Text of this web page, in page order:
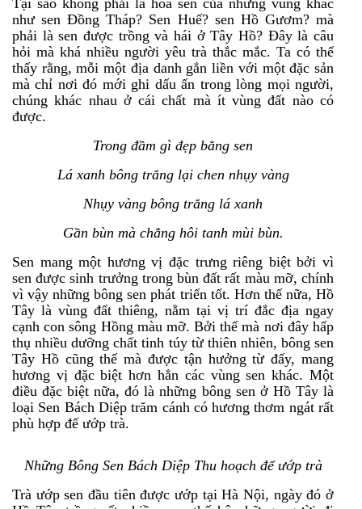
Tại sao không phải là hoa sen của những vùng khác
như sen Đồng Tháp? Sen Huế? sen Hồ Gươm? mà
phải là sen được trồng và hái ở Tây Hồ? Đây là câu
hỏi mà khá nhiều người yêu trà thắc mắc. Ta có thể
thấy rằng, mỗi một địa danh gắn liền với một đặc sản
mà chỉ nơi đó mới ghi dấu ấn trong lòng mọi người,
chúng khác nhau ở cái chất mà ít vùng đất nào có
được.
Trong đầm gì đẹp bằng sen
Lá xanh bông trắng lại chen nhụy vàng
Nhụy vàng bông trắng lá xanh
Gần bùn mà chẳng hôi tanh mùi bùn.
Sen mang một hương vị đặc trưng riêng biệt bởi vì
sen được sinh trưởng trong bùn đất rất màu mỡ, chính
vì vậy những bông sen phát triển tốt. Hơn thế nữa, Hồ
Tây là vùng đất thiêng, nằm tại vị trí đắc địa ngay
cạnh con sông Hồng màu mỡ. Bởi thế mà nơi đây hấp
thụ nhiều dưỡng chất tinh túy từ thiên nhiên, bông sen
Tây Hồ cũng thế mà được tận hưởng từ đấy, mang
hương vị đặc biệt hơn hẳn các vùng sen khác. Một
điều đặc biệt nữa, đó là những bông sen ở Hồ Tây là
loại Sen Bách Diệp trăm cánh có hương thơm ngát rất
phù hợp để ướp trà.
Những Bông Sen Bách Diệp Thu hoạch để ướp trà
Trà ướp sen đầu tiên được ướp tại Hà Nội, ngày đó ở